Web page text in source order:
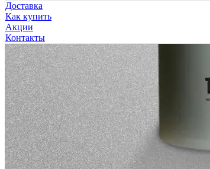
Доставка
Как купить
Акции
Контакты